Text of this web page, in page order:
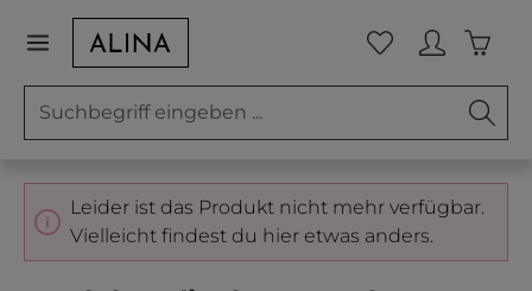
Zum Hauptinhalt springen Du hast 0
Leider ist das Produkt nicht mehr verfügbar.
Vielleicht findest du hier etwas anders.